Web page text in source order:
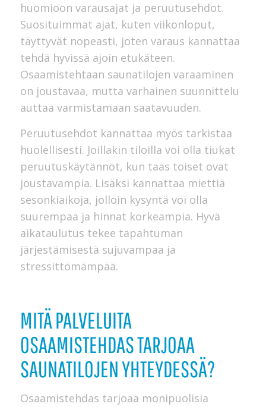
huomioon varausajat ja peruutusehdot.
Suosituimmat ajat, kuten viikonloput,
täyttyvät nopeasti, joten varaus kannattaa
tehdä hyvissä ajoin etukäteen.
Osaamistehtaan saunatilojen varaaminen
on joustavaa, mutta varhainen suunnittelu
auttaa varmistamaan saatavuuden.
Peruutusehdot kannattaa myös tarkistaa
huolellisesti. Joillakin tiloilla voi olla tiukat
peruutuskäytännöt, kun taas toiset ovat
joustavampia. Lisäksi kannattaa miettiä
sesonkiaikoja, jolloin kysyntä voi olla
suurempaa ja hinnat korkeampia. Hyvä
aikataulutus tekee tapahtuman
järjestämisestä sujuvampaa ja
stressittömämpää.
MITÄ PALVELUITA
OSAAMISTEHDAS TARJOAA
SAUNATILOJEN YHTEYDESSÄ?
Osaamistehdas tarjoaa monipuolisia